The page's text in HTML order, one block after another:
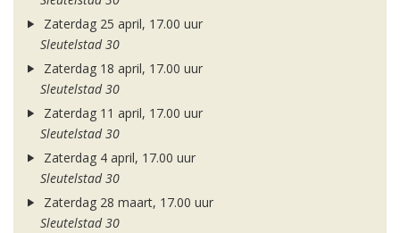
Zaterdag 25 april, 17.00 uur
Sleutelstad 30
Zaterdag 18 april, 17.00 uur
Sleutelstad 30
Zaterdag 11 april, 17.00 uur
Sleutelstad 30
Zaterdag 4 april, 17.00 uur
Sleutelstad 30
Zaterdag 28 maart, 17.00 uur
Sleutelstad 30